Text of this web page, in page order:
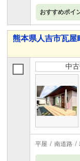
おすすめポイ
熊本県人吉市瓦
中
平屋 南道路